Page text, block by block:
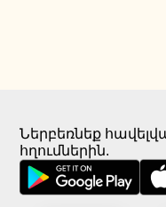
Ներբեռնեք
հղումներին.